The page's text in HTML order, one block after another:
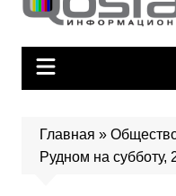
Главная »
Рудном на субботу,